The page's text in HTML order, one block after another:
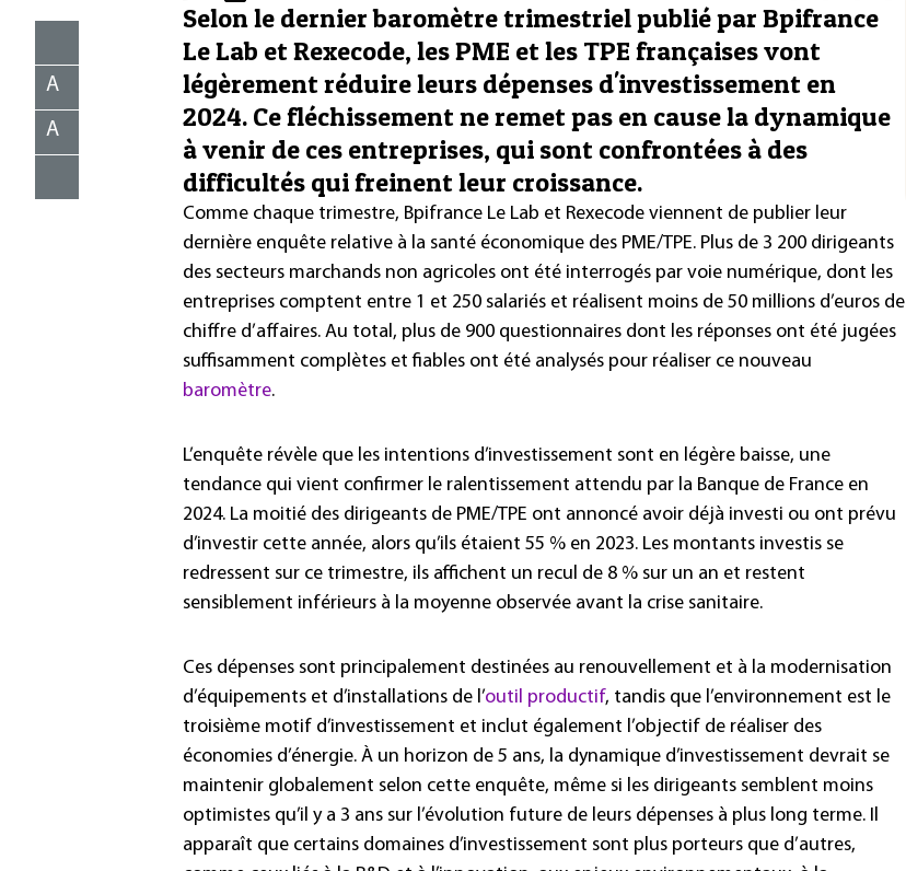
A
A
Selon le dernier baromètre trimestriel publié par Bpifrance
Le Lab et Rexecode, les PME et les TPE françaises vont
légèrement réduire leurs dépenses d'investissement en
2024. Ce fléchissement ne remet pas en cause la dynamique
à venir de ces entreprises, qui sont confrontées à des
difficultés qui freinent leur croissance.
Comme chaque trimestre, Bpifrance Le Lab et Rexecode viennent de publier leur
dernière enquête relative à la santé économique des PME/TPE. Plus de 3 200 dirigeants
des secteurs marchands non agricoles ont été interrogés par voie numérique, dont les
entreprises comptent entre 1 et 250 salariés et réalisent moins de 50 millions d’euros de
chiffre d’affaires. Au total, plus de 900 questionnaires dont les réponses ont été jugées
suffisamment complètes et fiables ont été analysés pour réaliser ce nouveau
baromètre.
L’enquête révèle que les intentions d’investissement sont en légère baisse, une
tendance qui vient confirmer le ralentissement attendu par la Banque de France en
2024. La moitié des dirigeants de PME/TPE ont annoncé avoir déjà investi ou ont prévu
d’investir cette année, alors qu’ils étaient 55 % en 2023. Les montants investis se
redressent sur ce trimestre, ils affichent un recul de 8 % sur un an et restent
sensiblement inférieurs à la moyenne observée avant la crise sanitaire.
Ces dépenses sont principalement destinées au renouvellement et à la modernisation
d’équipements et d’installations de l’outil productif, tandis que l’environnement est le
troisième motif d’investissement et inclut également l’objectif de réaliser des
économies d’énergie. À un horizon de 5 ans, la dynamique d’investissement devrait se
maintenir globalement selon cette enquête, même si les dirigeants semblent moins
optimistes qu’il y a 3 ans sur l’évolution future de leurs dépenses à plus long terme. Il
apparaît que certains domaines d’investissement sont plus porteurs que d’autres,